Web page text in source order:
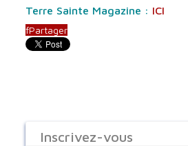
Terre Sainte Magazine : ICI
fPartager
Inscrivez-vous